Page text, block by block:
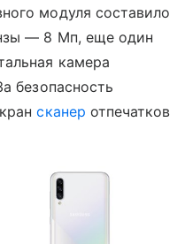
модуля составило
— 8 Мп, еще один
камера
безопасность
сканер отпечатков